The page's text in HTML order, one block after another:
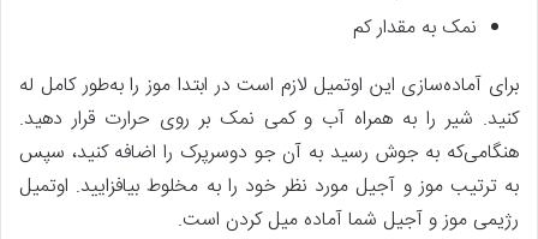
نمک به مقدار کم
برای آماده‌سازی این اوتمیل لازم است در ابتدا موز را به‌طور کامل له
کنید. شیر را به همراه آب و کمی نمک بر روی حرارت قرار دهید.
هنگامی‌که به جوش رسید به آن جو دوسرپرک را اضافه کنید، سپس
به ترتیب موز و آجیل مورد نظر خود را به مخلوط بیافزایید. اوتمیل
رژیمی موز و آجیل شما آماده میل کردن است.